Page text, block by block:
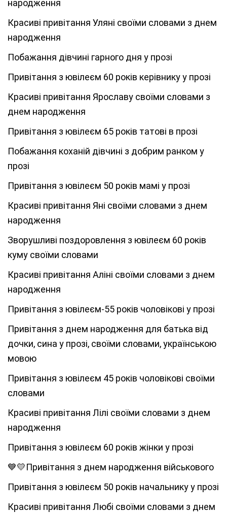
народження
Красиві привітання Уляні своїми словами з днем
народження
Побажання дівчині гарного дня у прозі
Привітання з ювілеєм 60 років керівнику у прозі
Красиві привітання Ярославу своїми словами з
днем народження
Привітання з ювілеєм 65 років татові в прозі
Побажання коханій дівчині з добрим ранком у
прозі
Привітання з ювілеєм 50 років мамі у прозі
Красиві привітання Яні своїми словами з днем
народження
Зворушливі поздоровлення з ювілеєм 60 років
куму своїми словами
Красиві привітання Аліні своїми словами з днем
народження
Привітання з ювілеєм-55 років чоловікові у прозі
Привітання з днем народження для батька від
дочки, сина у прозі, своїми словами, українською
мовою
Привітання з ювілеєм 45 років чоловікові своїми
словами
Красиві привітання Лілі своїми словами з днем
народження
Привітання з ювілеєм 60 років жінки у прозі
💙💛Привітання з днем народження військового
Привітання з ювілеєм 50 років начальнику у прозі
Красиві привітання Любі своїми словами з днем